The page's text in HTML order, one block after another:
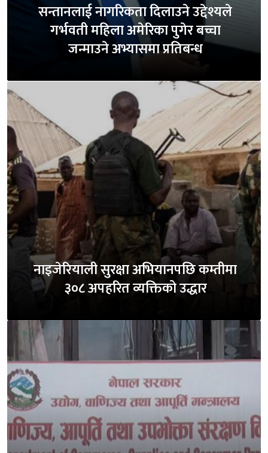
सन्तानलाई नागरिकता दिलाउने उद्देश्यले
गर्भवती महिला अमेरिका पुगेर बच्चा
जन्माउने अभ्यासमा प्रतिबन्ध
नाइजेरियाली सुरक्षा अभियानपछि कम्तीमा
३०८ अपहरित व्यक्तिको उद्धार